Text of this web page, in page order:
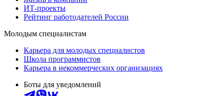
ИТ-проекты
Рейтинг работодателей России
Молодым специалистам
Карьера для молодых специалистов
Школа программистов
Карьера в некоммерческих организациях
Боты для уведомлений